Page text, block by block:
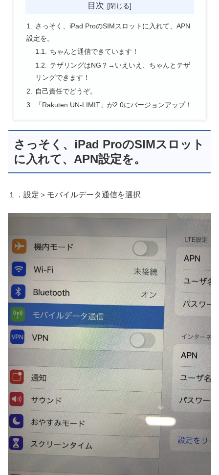
目次
さっそく、iPad ProのSIMスロットに入れて、APN
設定を。
ちゃんと通信できています！
テザリングはNG？→いえいえ、ちゃんとテザ
リングできます！
自己責任でどうぞ。
「Rakuten UN-LIMIT」が2.0にバージョンアップ！
さっそく、iPad ProのSIMスロット
に入れて、APN設定を。
１．設定＞モバイルデータ通信を選択